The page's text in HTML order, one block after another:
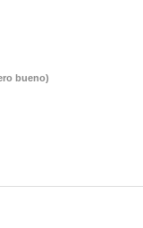
bueno)